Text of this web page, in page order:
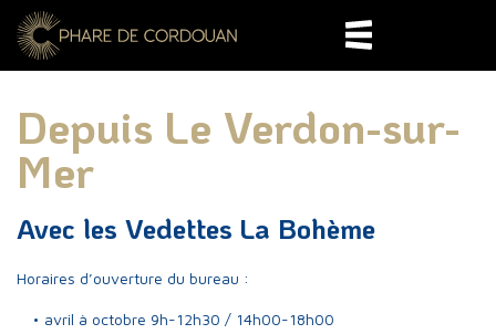
Depuis Le Verdon-sur-
Mer
Avec les Vedettes La Bohème
Horaires d’ouverture du bureau :
avril à octobre 9h-12h30 / 14h00-18h00